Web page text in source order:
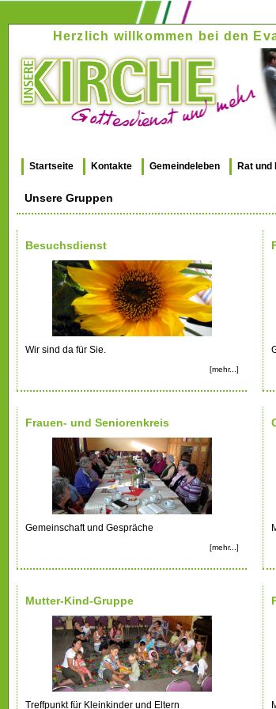
Herzlich willkommen bei den
Startseite Kontakte Gemeindeleben Rat und
Unsere Gruppen
Besuchsdienst
Wir sind da für Sie.
[mehr...]
Frauen- und Seniorenkreis
Gemeinschaft und Gespräche
[mehr...]
Mutter-Kind-Gruppe
Treffpunkt für Kleinkinder und Eltern